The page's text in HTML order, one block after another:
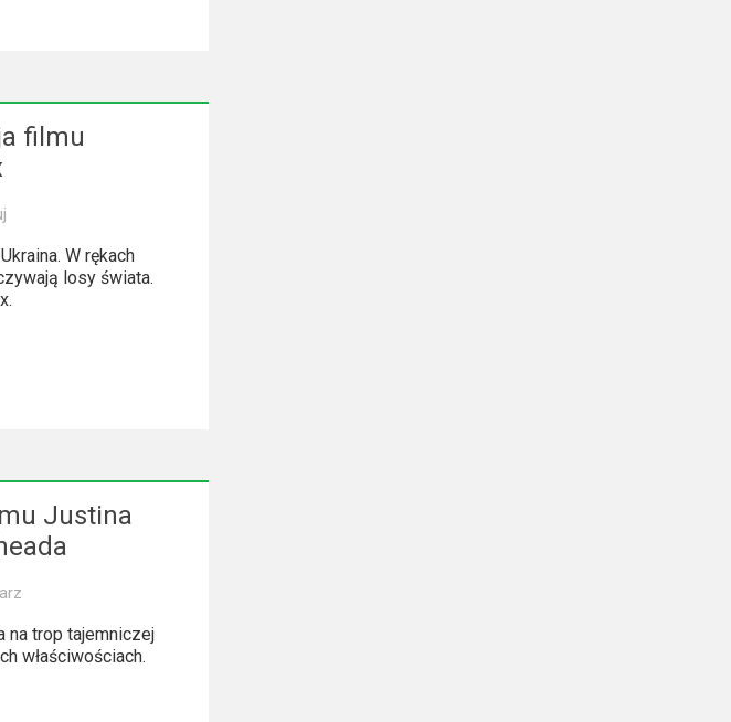
filmu
W rękach
losy świata.
Justina
na trop tajemniczej
właściwościach.